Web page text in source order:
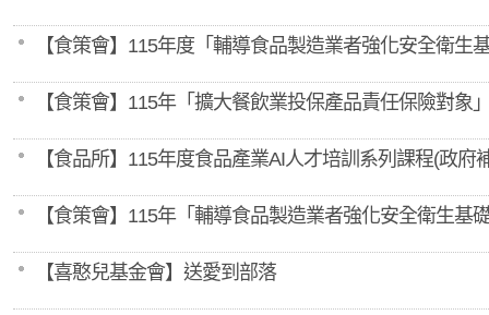
【食策會】115年度「輔導食品製造業者強化安全衛生
【食策會】115年「擴大餐飲業投保產品責任保險對象
【食品所】115年度食品產業AI人才培訓系列課程(政府
【食策會】115年「輔導食品製造業者強化安全衛生基
【喜憨兒基金會】送愛到部落